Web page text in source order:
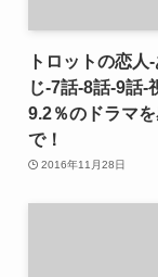
トロットの恋人
じ-7話-8話-9話-
9.2％のドラマ
で！
2016年11月28日